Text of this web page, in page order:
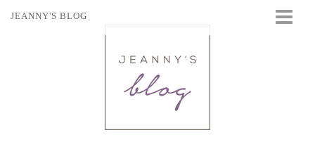
JEANNY'S BLOG